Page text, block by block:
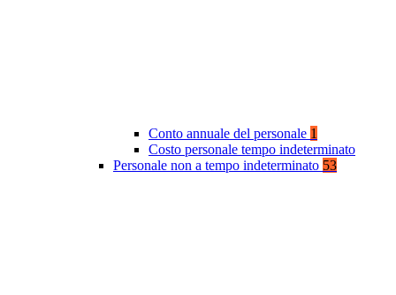
Conto annuale del personale 1
Costo personale tempo indeterminato
Personale non a tempo indeterminato 53